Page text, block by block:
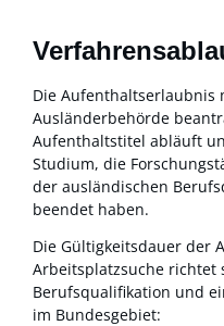
Die Aufenthaltserlaubnis
Ausländerbehörde
Aufenthaltstitel abläuft
Studium, die
der ausländischen
beendet haben.
Die Gültigkeitsdauer der
Arbeitsplatzsuche richtet
Berufsqualifikation und
im Bundesgebiet: